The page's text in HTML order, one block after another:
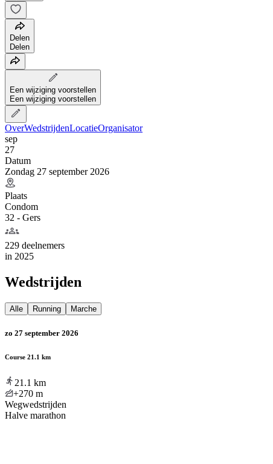
Delen
Delen
Een wijziging voorstellen
Een wijziging voorstellen
OverWedstrijdenLocatieOrganisator
sep
27
Datum
Zondag 27 september 2026
Plaats
Condom
32 - Gers
229 deelnemers
in 2025
Wedstrijden
Alle Running Marche
zo 27 september 2026
Course 21.1 km
21.1 km
+270 m
Wegwedstrijden
Halve marathon